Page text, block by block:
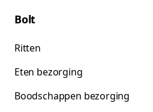
Bolt
Ritten
Eten bezorging
Boodschappen bezorging